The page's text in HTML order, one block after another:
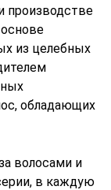
производстве
из целебных
обладающих
волосами и
в каждую